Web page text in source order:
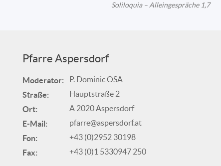
Soliloquia – Alleingespräche 1,7
Pfarre Aspersdorf
Moderator:
P. Dominic OSA
Straße:
Hauptstraße 2
Ort:
A 2020 Aspersdorf
E-Mail:
pfarre@aspersdorf.at
Fon:
+43 (0)2952 30198
Fax:
+43 (0)1 5330947 250